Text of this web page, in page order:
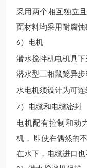
采用两个相互独立
面材料均采用耐腐蚀
6 ）电机
潜水搅拌机电机具下
潜水型三相鼠笼异步
水电机须设计为可
7 ）电缆和电缆密封
电机配有控制和动
机，
即使在偶然的
在水下，电缆进口也